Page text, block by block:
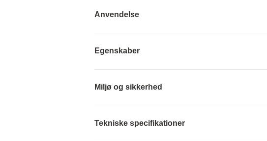
Anvendelse
Egenskaber
Miljø og sikkerhed
Tekniske specifikationer